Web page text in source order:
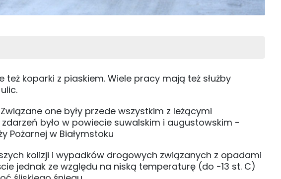
też koparki z piaskiem. Wiele pracy mają też służby
one były przede wszystkim z leżącymi
było w powiecie suwalskim i augustowskim -
Pożarnej w Białymstoku
kolizji i wypadków drogowych związanych z opadami
jednak ze względu na niską temperaturę (do -13 st. C)